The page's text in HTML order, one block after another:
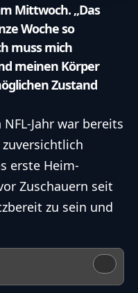
Mittwoch. „Das
Woche so
muss mich
meinen Körper
Zustand
Jahr war bereits
zuversichtlich
erste Heim-
Zuschauern seit
zu sein und